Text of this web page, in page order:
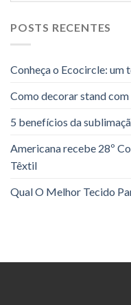
POSTS RECENTES
Conheça o Ecocircle: um
Como decorar stand
5 benefícios da
Americana recebe 28º
Têxtil
Qual O Melhor Tecido